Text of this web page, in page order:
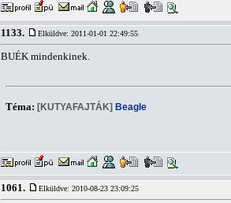
1133. Elküldve: 2011-01-01 22:49:55
BUÉK mindenkinek.
Téma: [KUTYAFAJTÁK] Beagle
1061. Elküldve: 2010-08-23 23:09:25